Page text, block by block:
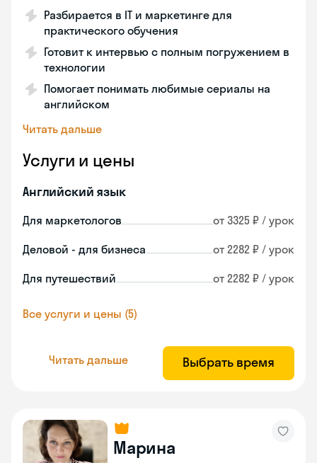
Разбирается в IT и маркетинге для
практического обучения
Готовит к интервью с полным погружением в
технологии
Помогает понимать любимые сериалы на
английском
Читать дальше
Услуги и цены
Английский язык
Для маркетологов от 3325 ₽ / урок
Деловой - для бизнеса от 2282 ₽ / урок
Для путешествий от 2282 ₽ / урок
Все услуги и цены (5)
Читать дальше Выбрать время
Марина